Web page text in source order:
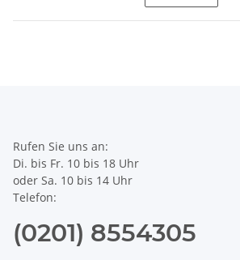
Rufen Sie uns an:
Di. bis Fr. 10 bis 18 Uhr
oder Sa. 10 bis 14 Uhr
Telefon:
(0201) 8554305